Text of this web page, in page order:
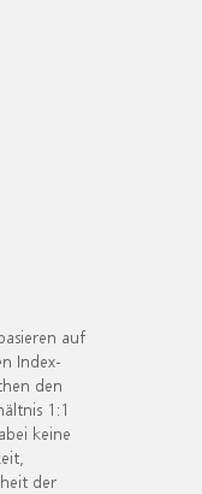
auf
Index-
den
1:1
keine
der